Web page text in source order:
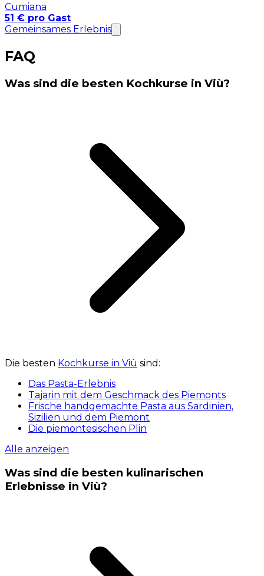
Cumiana
51 € pro Gast
Gemeinsames Erlebnis
FAQ
Was sind die besten Kochkurse in Viù?
Die besten Kochkurse in Viù sind:
Das Pasta-Erlebnis
Tajarin mit dem Geschmack des Piemonts
Frische handgemachte Pasta aus Sardinien,
Sizilien und dem Piemont
Die piemontesischen Plin
Alle anzeigen
Was sind die besten kulinarischen
Erlebnisse in Viù?